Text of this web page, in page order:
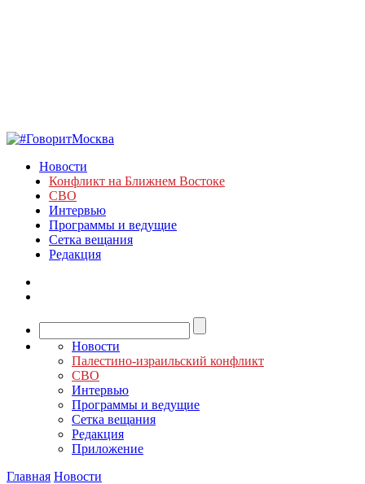
Новости
Конфликт на Ближнем Востоке
СВО
Интервью
Программы и ведущие
Сетка вещания
Редакция
Новости
Палестино-израильский конфликт
СВО
Интервью
Программы и ведущие
Сетка вещания
Редакция
Приложение
Главная Новости